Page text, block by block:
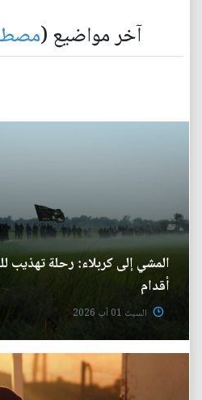
آخر مواضيع (
المشي إلى كربلاء: رحلة
أقدام
السبت 01 آب 2026